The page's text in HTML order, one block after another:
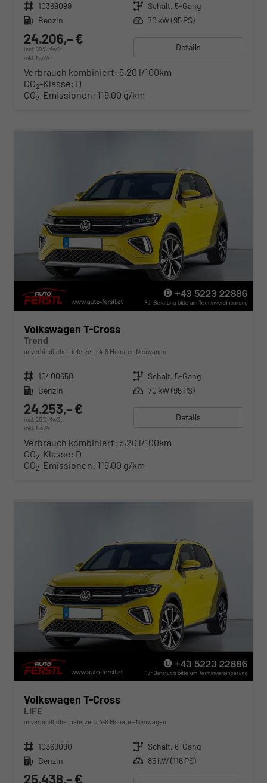
Fahrzeugnr. 10369099 Getriebe Schalt. 5-Gang
Kraftstoff Benzin Leistung 70 kW (95 PS)
24.206,– €
incl. 20% MwSt.
inkl. NoVA
Details
Verbrauch kombiniert: 5,20 l/100km
CO2-Klasse: D
CO2-Emissionen: 119,00 g/km
Volkswagen T-Cross
Trend
unverbindliche Lieferzeit: 4-6 Monate Neuwagen
Fahrzeugnr. 10400650 Getriebe Schalt. 5-Gang
Kraftstoff Benzin Leistung 70 kW (95 PS)
24.253,– €
incl. 20% MwSt.
inkl. NoVA
Details
Verbrauch kombiniert: 5,20 l/100km
CO2-Klasse: D
CO2-Emissionen: 119,00 g/km
Volkswagen T-Cross
LIFE
unverbindliche Lieferzeit: 4-6 Monate Neuwagen
Fahrzeugnr. 10369090 Getriebe Schalt. 6-Gang
Kraftstoff Benzin Leistung 85 kW (116 PS)
25.438,– €